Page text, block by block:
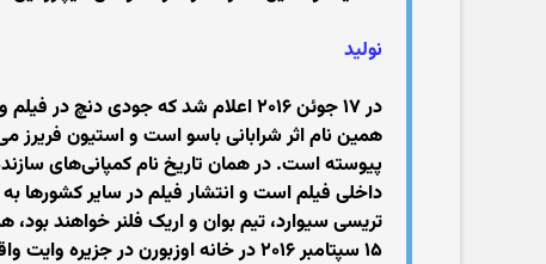
نولید
در ۱۷ جوئن ۲۰۱۶ اعلام شد که جودی
پیوسته است. در همان تاریخ نام کمپانی‌های
داخلی فیلم است و انتشار فیلم در سایر کشورها
تریسی سیوارد، تیم بوان و اریک فلنر خواهند بود،
۱۵ سپتامبر ۲۰۱۶ در خانه اوزبورن در جزیره وایت واقع در انگلستان آغاز شد.